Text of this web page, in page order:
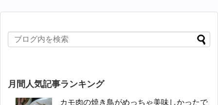
月間人気記事ランキング
カモ肉の焼き鳥がめっちゃ美味しかったで